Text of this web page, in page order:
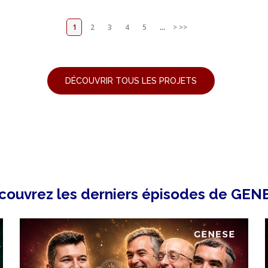
1 2 3 4 5 ... > >>
DÉCOUVRIR TOUS LES PROJETS
les derniers épisodes de